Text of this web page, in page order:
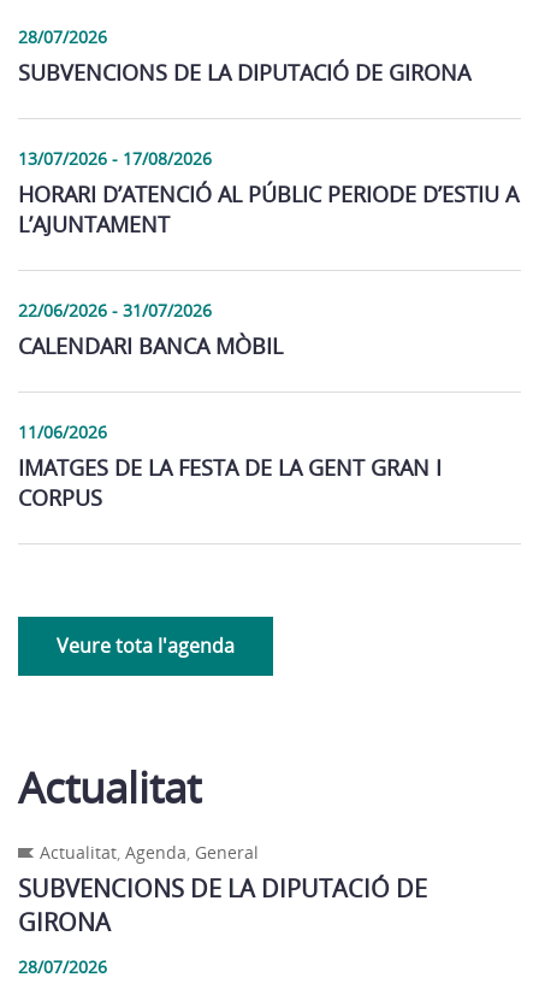
28/07/2026
SUBVENCIONS DE LA DIPUTACIÓ DE GIRONA
13/07/2026 - 17/08/2026
HORARI D’ATENCIÓ AL PÚBLIC PERIODE D’ESTIU A
L’AJUNTAMENT
22/06/2026 - 31/07/2026
CALENDARI BANCA MÒBIL
11/06/2026
IMATGES DE LA FESTA DE LA GENT GRAN I
CORPUS
Veure tota l'agenda
Actualitat
Actualitat, Agenda, General
SUBVENCIONS DE LA DIPUTACIÓ DE
GIRONA
28/07/2026